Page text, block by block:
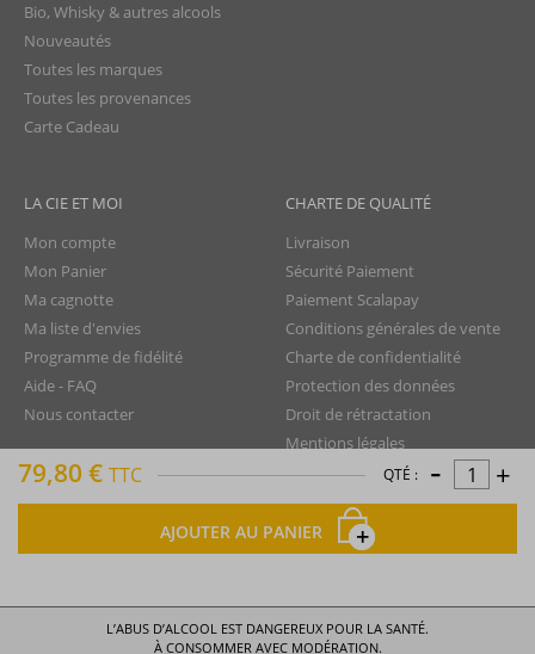
79,80 € TTC QTÉ : - +
AJOUTER AU PANIER
Bio, Whisky & autres alcools
Nouveautés
Toutes les marques
Toutes les provenances
Carte Cadeau
LA CIE ET MOI
Mon compte
Mon Panier
Ma cagnotte
Ma liste d'envies
Programme de fidélité
Aide - FAQ
Nous contacter
CHARTE DE QUALITÉ
Livraison
Sécurité Paiement
Paiement Scalapay
Conditions générales de vente
Charte de confidentialité
Protection des données
Droit de rétractation
Mentions légales
Plan du site
L’ABUS D’ALCOOL EST DANGEREUX POUR LA SANTÉ.
À CONSOMMER AVEC MODÉRATION.